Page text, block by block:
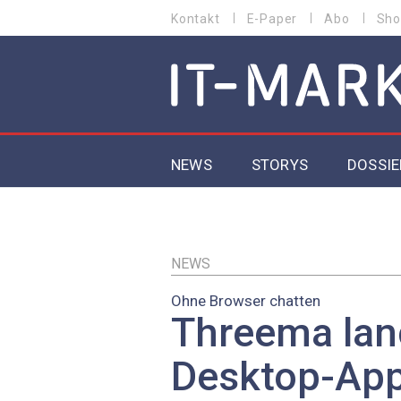
zum
MENU
Kontakt E-Paper Abo
MAIN NAVIGATION
NEWS STORYS
EU-
NEWS
Ohne Browser chatten
Threema
Desktop-